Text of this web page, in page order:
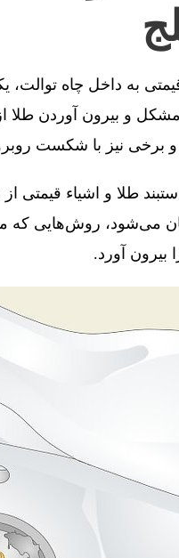
قیمتی به داخل چاه
مشکل و بیرون آوردن طلا
برخی نیز با شکست
طلا و اشیاء
می‌شود، روش‌هایی که
بیرون آورد.